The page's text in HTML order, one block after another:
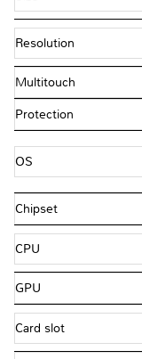
Resolution
Multitouch
Protection
OS
Chipset
CPU
GPU
Card slot